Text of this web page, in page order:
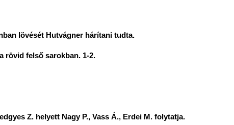
lövését Hutvágner hárítani tudta.
rövid felső sarokban. 1-2.
Z. helyett Nagy P., Vass Á., Erdei M. folytatja.